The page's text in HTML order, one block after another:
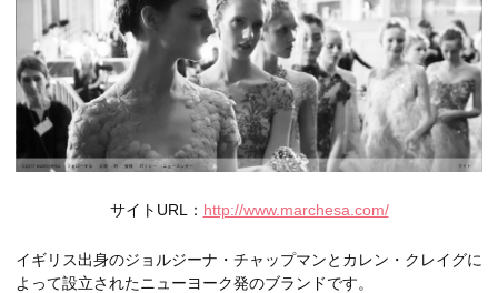
サイトURL： http://www.marchesa.com/
イギリス出身のジョルジーナ・チャップマンとカレン・クレイグに
よって設立されたニューヨーク発のブランドです。